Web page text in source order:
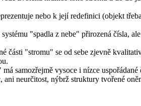
nebo k její redefinici (objekt
"spadla z nebe" přirozená čísla,
části "stromu" se od sebe zjevně
samozřejmě vysoce i nízce
neurčitost, nýbrž struktury tvořené